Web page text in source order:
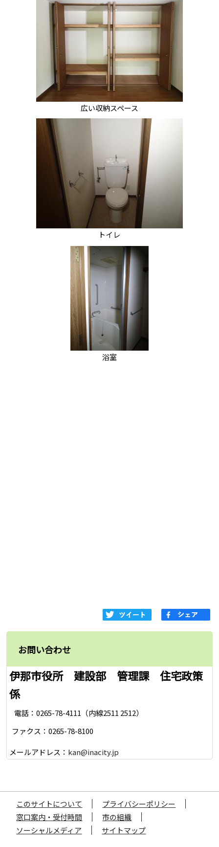
広い収納スペース
トイレ
浴室
お問い合わせ
伊那市役所 建設部 管理課 住宅政策
係
電話：0265-78-4111（内線2511 2512）
ファクス：0265-78-8100
メールアドレス： kan@inacity.jp
このサイトについて
プライバシーポリシー
窓口案内・受付時間
市の組織
ソーシャルメディア
サイトマップ